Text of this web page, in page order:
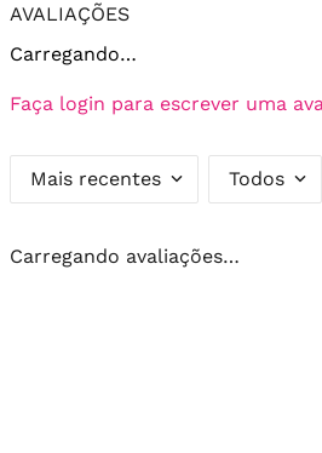
AVALIAÇÕES
Carregando…
Faça login para escrever uma
Mais recentes Todos
Carregando avaliações…